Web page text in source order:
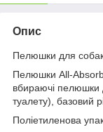
Опис
Пелюшки для
Пелюшки All-Absorb
вбираючі пелюшки
туалету), базовий
Поліетиленова